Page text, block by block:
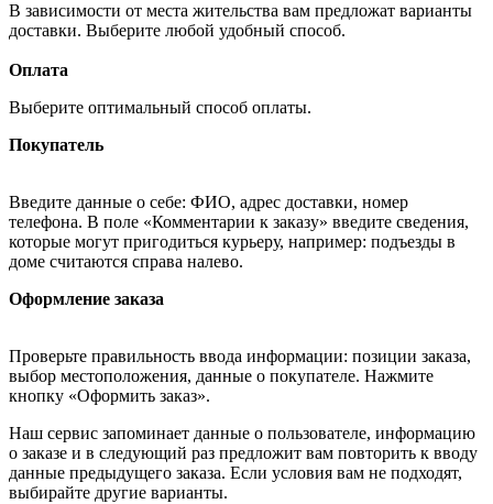
В зависимости от места жительства вам предложат варианты
доставки. Выберите любой удобный способ.
Оплата
Выберите оптимальный способ оплаты.
Покупатель
Введите данные о себе: ФИО, адрес доставки, номер
телефона. В поле «Комментарии к заказу» введите сведения,
которые могут пригодиться курьеру, например: подъезды в
доме считаются справа налево.
Оформление заказа
Проверьте правильность ввода информации: позиции заказа,
выбор местоположения, данные о покупателе. Нажмите
кнопку «Оформить заказ».
Наш сервис запоминает данные о пользователе, информацию
о заказе и в следующий раз предложит вам повторить к вводу
данные предыдущего заказа. Если условия вам не подходят,
выбирайте другие варианты.